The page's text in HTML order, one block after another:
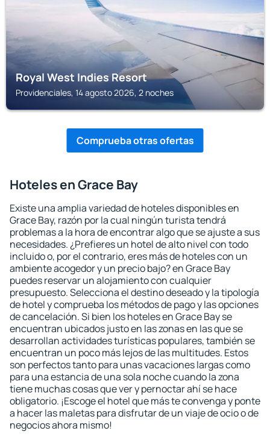
Royal West Indies Resort
Providenciales, 14 agosto 2026, 2 noches
Comprueba otras ofertas
Hoteles en Grace Bay
Existe una amplia variedad de hoteles disponibles en
Grace Bay, razón por la cual ningún turista tendrá
problemas a la hora de encontrar algo que se ajuste a sus
necesidades. ¿Prefieres un hotel de alto nivel con todo
incluido o, por el contrario, eres más de hoteles con un
ambiente acogedor y un precio bajo? en Grace Bay
puedes reservar un alojamiento con cualquier
presupuesto. Selecciona el destino deseado y la tipología
de hotel y comprueba los métodos de pago y las opciones
de cancelación. Si bien los hoteles en Grace Bay se
encuentran ubicados justo en las zonas en las que se
desarrollan actividades turísticas populares, también se
encuentran un poco más lejos de las multitudes. Estos
son perfectos tanto para unas vacaciones largas como
para una estancia de una sola noche cuando la zona
tiene muchas cosas que ver y pernoctar ahí se hace
obligatorio. ¡Escoge el hotel que más te convenga y ponte
a hacer las maletas para disfrutar de un viaje de ocio o de
negocios ahora mismo!